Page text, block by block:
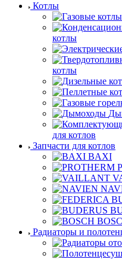
Котлы
котлы
котлы
для котлов
Запчасти для котлов
BAXI
Радиаторы и